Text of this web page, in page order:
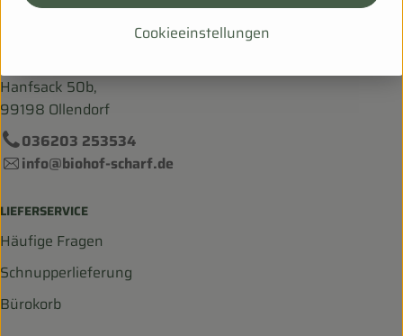
Hanfsack 50b,
99198 Ollendorf
036203 253534
info@biohof-scharf.de
LIEFERSERVICE
Häufige Fragen
Schnupperlieferung
Bürokorb
Cookieeinstellungen